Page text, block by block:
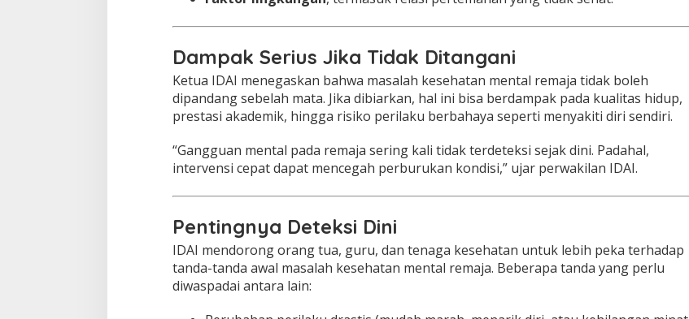
i
n
i
H
a
u
D
i
e
k
u
a
t
Dampak Serius Jika Tidak Ditangani
Ketua IDAI menegaskan bahwa masalah kesehatan mental remaja tidak boleh
dipandang sebelah mata. Jika dibiarkan, hal ini bisa berdampak pada kualitas hidup,
prestasi akademik, hingga risiko perilaku berbahaya seperti menyakiti diri sendiri.
“Gangguan mental pada remaja sering kali tidak terdeteksi sejak dini. Padahal,
intervensi cepat dapat mencegah perburukan kondisi,” ujar perwakilan IDAI.
Pentingnya Deteksi Dini
IDAI mendorong orang tua, guru, dan tenaga kesehatan untuk lebih peka terhadap
tanda-tanda awal masalah kesehatan mental remaja. Beberapa tanda yang perlu
diwaspadai antara lain: